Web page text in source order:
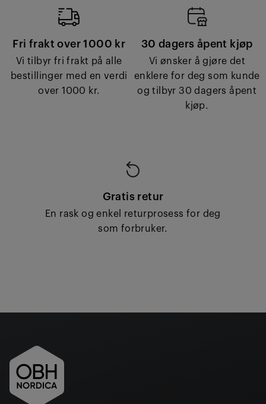
Fri frakt over 1000 kr
Vi tilbyr fri frakt på alle
bestillinger med en verdi
over 1000 kr.
30 dagers åpent kjøp
Vi ønsker å gjøre det
enklere for deg som kunde
og tilbyr 30 dagers åpent
kjøp.
Gratis retur
En rask og enkel returprosess for deg
som forbruker.